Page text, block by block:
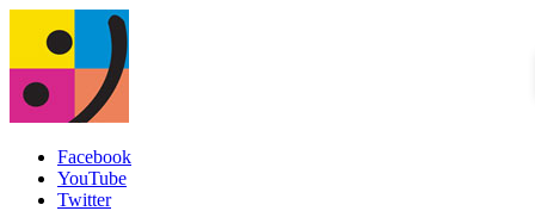
Facebook
YouTube
Twitter